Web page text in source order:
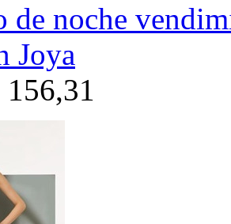
de noche
Joya
156,31